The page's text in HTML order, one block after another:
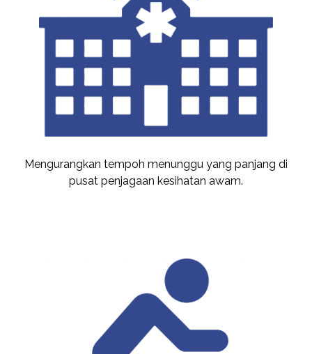
Mengurangkan tempoh menunggu yang panjang di
pusat penjagaan kesihatan awam.